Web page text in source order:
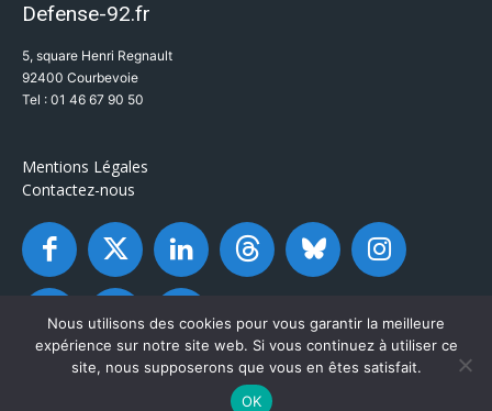
Defense-92.fr
5, square Henri Regnault
92400 Courbevoie
Tel : 01 46 67 90 50
Mentions Légales
Contactez-nous
Nous utilisons des cookies pour vous garantir la meilleure
expérience sur notre site web. Si vous continuez à utiliser ce
site, nous supposerons que vous en êtes satisfait.
OK